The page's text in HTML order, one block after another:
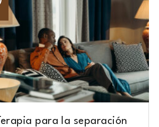
Terapia para la separación